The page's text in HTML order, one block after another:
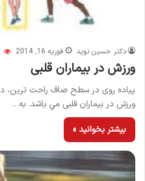
دکتر حسین نوید فوریه 16, 2014
ورزش در بیماران قلبی
پياده روی در سطح صاف راحت ترين،
ورزش در بیماران قلبی مي باشد. به…
بیشتر بخوانید »